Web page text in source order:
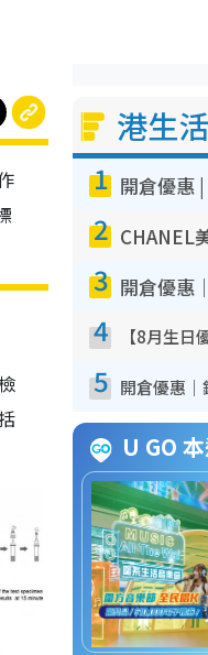
港生
1
2
3
4
5
U GO